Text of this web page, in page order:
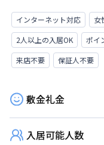
インターネット対応 女
2人以上の入居OK
ポイ
来店不要
保証人不要
敷金礼金
入居可能人数